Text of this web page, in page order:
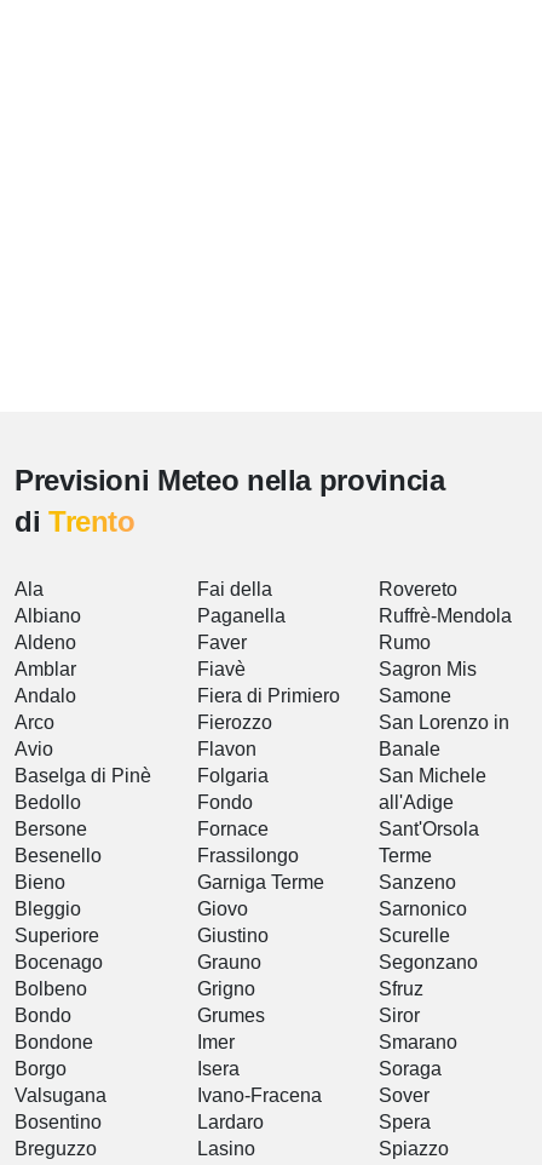
Previsioni Meteo nella provincia
di Trento
Ala
Albiano
Aldeno
Amblar
Andalo
Arco
Avio
Baselga di Pinè
Bedollo
Bersone
Besenello
Bieno
Bleggio
Superiore
Bocenago
Bolbeno
Bondo
Bondone
Borgo
Valsugana
Bosentino
Breguzzo
Fai della
Paganella
Faver
Fiavè
Fiera di Primiero
Fierozzo
Flavon
Folgaria
Fondo
Fornace
Frassilongo
Garniga Terme
Giovo
Giustino
Grauno
Grigno
Grumes
Imer
Isera
Ivano-Fracena
Lardaro
Lasino
Rovereto
Ruffrè-Mendola
Rumo
Sagron Mis
Samone
San Lorenzo in
Banale
San Michele
all'Adige
Sant'Orsola
Terme
Sanzeno
Sarnonico
Scurelle
Segonzano
Sfruz
Siror
Smarano
Soraga
Sover
Spera
Spiazzo